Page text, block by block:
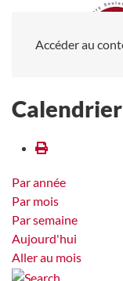
Accéder au
Calendrier
Par année
Par mois
Par semaine
Aujourd'hui
Aller au mois